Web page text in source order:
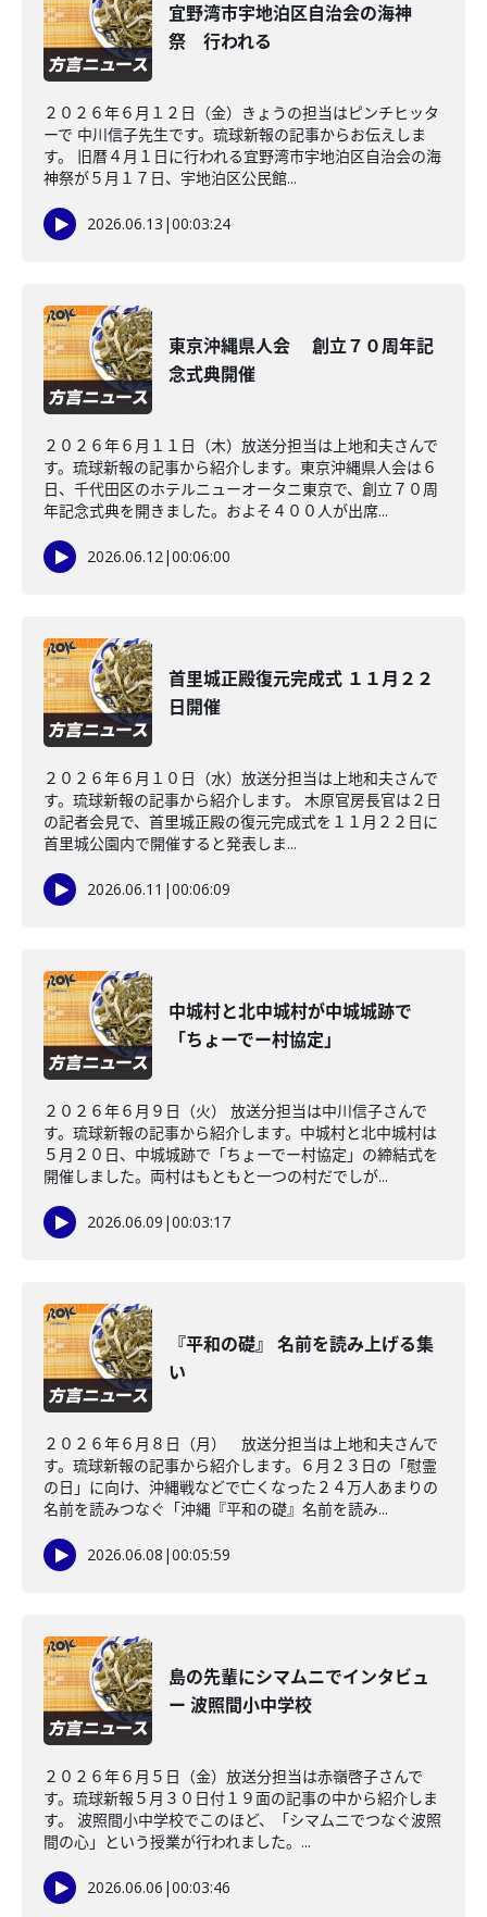
宜野湾市宇地泊区自治会の海神
祭 行われる
２０２６年６月１２日（金）きょうの担当はピンチヒッタ
ーで 中川信子先生です。琉球新報の記事からお伝えしま
す。 旧暦４月１日に行われる宜野湾市宇地泊区自治会の海
神祭が５月１７日、宇地泊区公民館...
2026.06.13 |00:03:24
東京沖縄県人会 創立７０周年記
念式典開催
２０２６年６月１１日（木）放送分担当は上地和夫さんで
す。琉球新報の記事から紹介します。東京沖縄県人会は６
日、千代田区のホテルニューオータニ東京で、創立７０周
年記念式典を開きました。およそ４００人が出席...
2026.06.12|00:06:00
首里城正殿復元完成式 １１月２２
日開催
２０２６年６月１０日（水）放送分担当は上地和夫さんで
す。琉球新報の記事から紹介します。 木原官房長官は２日
の記者会見で、首里城正殿の復元完成式を１１月２２日に
首里城公園内で開催すると発表しま...
2026.06.11 |00:06:09
中城村と北中城村が中城城跡で
「ちょーでー村協定」
２０２６年６月９日（火） 放送分担当は中川信子さんで
す。琉球新報の記事から紹介します。中城村と北中城村は
５月２０日、中城城跡で「ちょーでー村協定」の締結式を
開催しました。両村はもともと一つの村だでしが...
2026.06.09 |00:03:17
『平和の礎』 名前を読み上げる集
い
２０２６年６月８日（月） 放送分担当は上地和夫さんで
す。琉球新報の記事から紹介します。６月２３日の「慰霊
の日」に向け、沖縄戦などで亡くなった２４万人あまりの
名前を読みつなぐ「沖縄『平和の礎』名前を読み...
2026.06.08 |00:05:59
島の先輩にシマムニでインタビュ
ー 波照間小中学校
２０２６年６月５日（金）放送分担当は赤嶺啓子さんで
す。琉球新報５月３０日付１９面の記事の中から紹介しま
す。 波照間小中学校でこのほど、「シマムニでつなぐ波照
間の心」という授業が行われました。...
2026.06.06 |00:03:46